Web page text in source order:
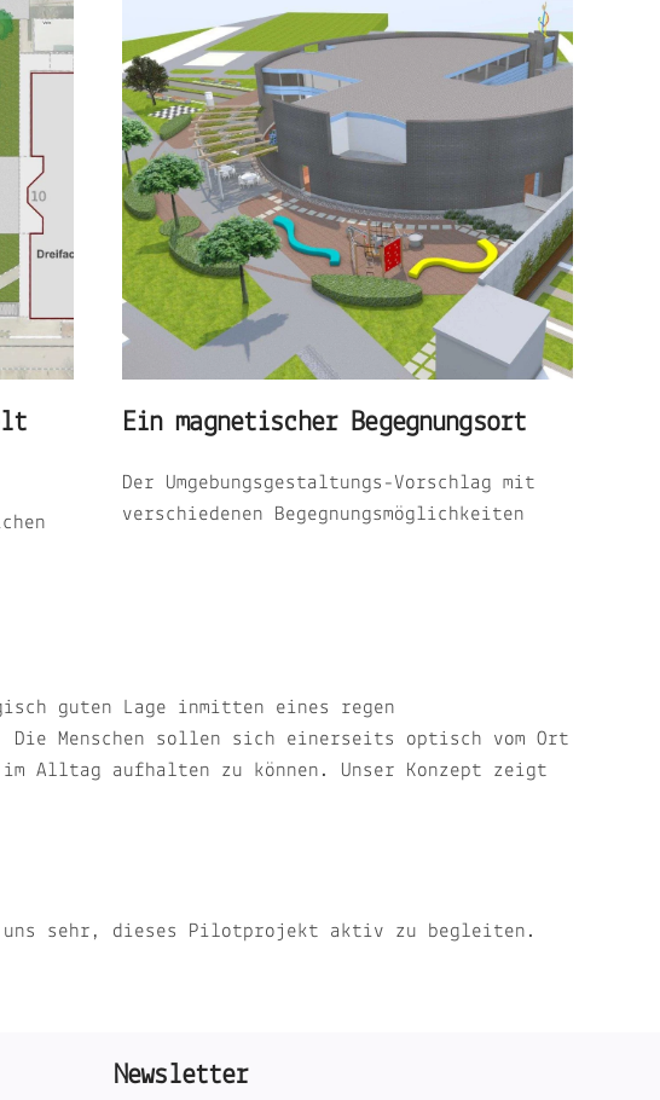
Ein magnetischer Begegnungsort
Der Umgebungsgestaltungs-Vorschlag mit
verschiedenen Begegnungsmöglichkeiten
guten Lage inmitten eines regen
Menschen sollen sich einerseits optisch vom Ort
Alltag aufhalten zu können. Unser Konzept zeigt
uns sehr, dieses Pilotprojekt aktiv zu begleiten.
Newsletter